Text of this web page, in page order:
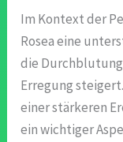
Im Kontext der
Rosea eine
die
Erregung
einer stärkeren
ein wichtiger